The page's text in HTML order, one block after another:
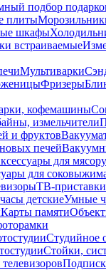
подбор
плиты
шкафы
встраиваемые
Мультиварки
Фризеры
кофемашины
измельчители
и фруктов
печей
для
для
ТВ-
детскиеУмные
Карты памяти
Студийное
Стойки,